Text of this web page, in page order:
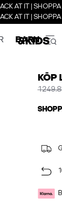
AT IT |
AT IT |
BARN
KÖP